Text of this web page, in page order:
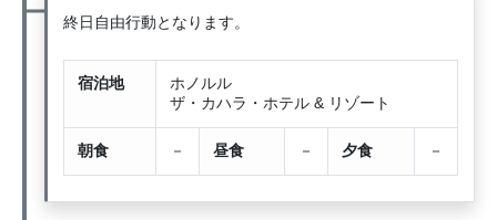
終日自由行動となります。
宿泊地
ホノルル
ザ・カハラ・ホテル & リゾート
朝食 － 昼食 － 夕食 －